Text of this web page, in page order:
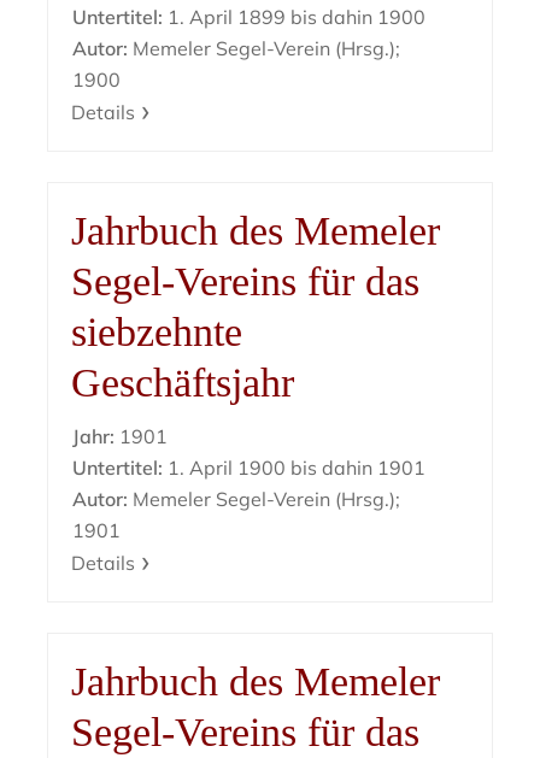
Untertitel: 1. April 1899 bis dahin 1900
Autor: Memeler Segel-Verein (Hrsg.);
1900
Details
Jahrbuch des Memeler
Segel-Vereins für das
siebzehnte
Geschäftsjahr
Jahr: 1901
Untertitel: 1. April 1900 bis dahin 1901
Autor: Memeler Segel-Verein (Hrsg.);
1901
Details
Jahrbuch des Memeler
Segel-Vereins für das